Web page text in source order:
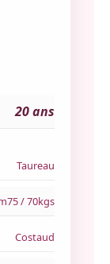
20 ans
Taureau
/ 70kgs
Costaud